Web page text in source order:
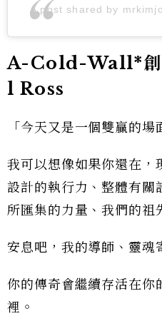
A post shared by
A-Cold-Wall*
l Ross
「今天又是一個雙贏的場
我可以想像如果你還在
設計的執行力、整體有關
所匯集的力量、我們的祖
安息吧，我的導師、靈魂
你的傳奇會繼續存活在你
裡。